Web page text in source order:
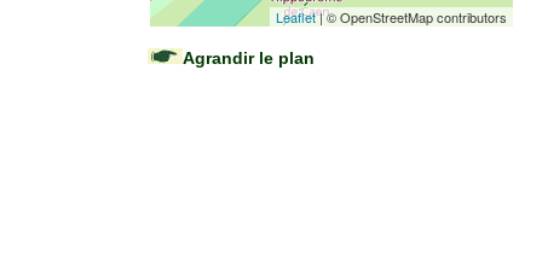
Leaflet| © OpenStreetMap contributors
Agrandir le plan